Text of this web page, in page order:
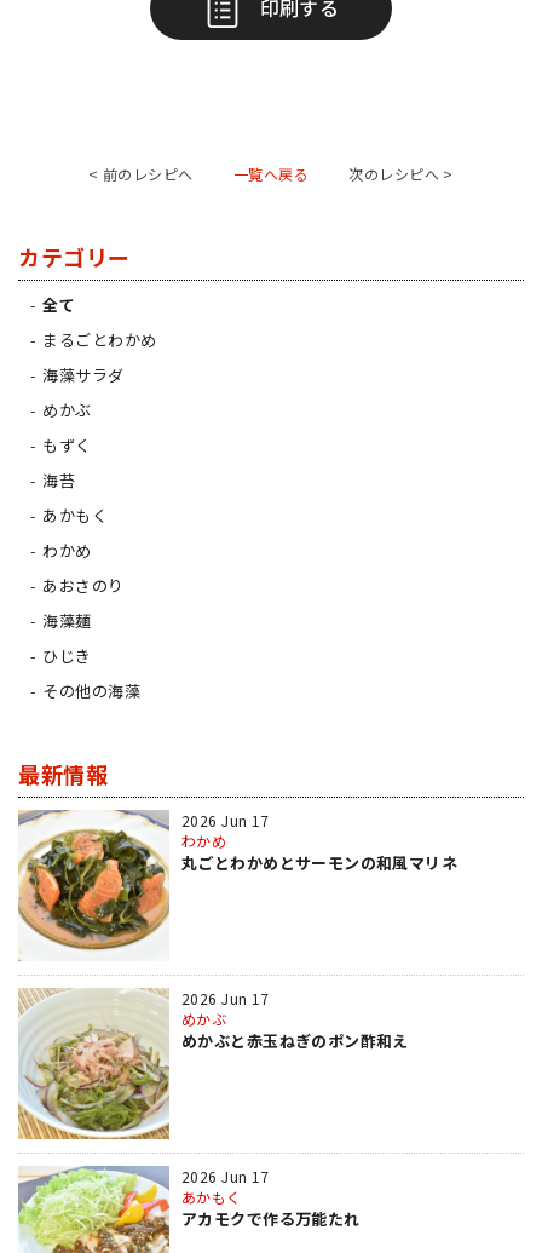
印刷する
< 前のレシピへ 一覧へ戻る 次のレシピへ >
カテゴリー
全て
まるごとわかめ
海藻サラダ
めかぶ
もずく
海苔
あかもく
わかめ
あおさのり
海藻麺
ひじき
その他の海藻
最新情報
2026 Jun 17
わかめ
丸ごとわかめとサーモンの和風マリネ
2026 Jun 17
めかぶ
めかぶと赤玉ねぎのポン酢和え
2026 Jun 17
あかもく
アカモクで作る万能たれ